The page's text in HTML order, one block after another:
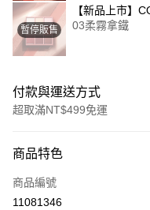
暫停販售
【新品上市】
03柔霧拿鐵
付款與運送方式
超取滿NT$499免運
信用卡一次付款
超商取貨付款
商品特色
商品編號
11081346